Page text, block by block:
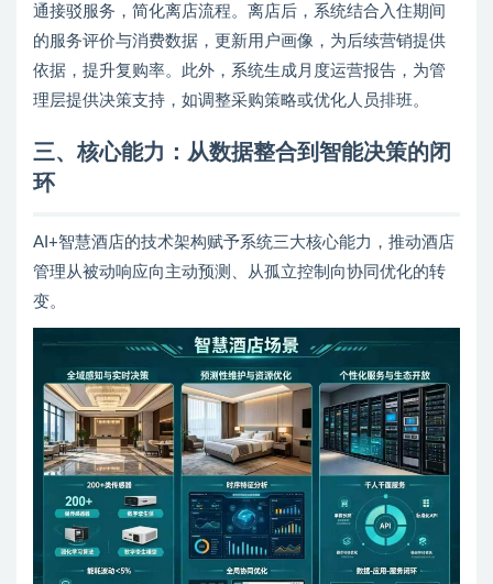
通接驳服务，简化离店流程。离店后，系统结合入住期间
的服务评价与消费数据，更新用户画像，为后续营销提供
依据，提升复购率。此外，系统生成月度运营报告，为管
理层提供决策支持，如调整采购策略或优化人员排班。
三、核心能力：从数据整合到智能决策的闭
环
AI+智慧酒店的技术架构赋予系统三大核心能力，推动酒店
管理从被动响应向主动预测、从孤立控制向协同优化的转
变。